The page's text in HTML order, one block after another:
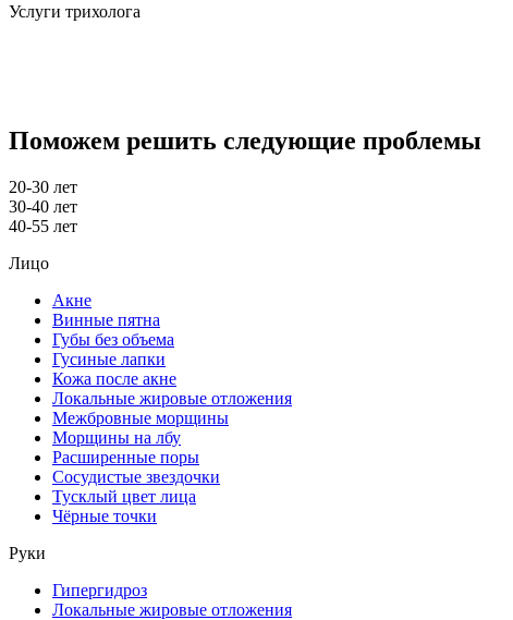
Услуги трихолога
Поможем решить следующие проблемы
20-30 лет
30-40 лет
40-55 лет
Лицо
Акне
Винные пятна
Губы без объема
Гусиные лапки
Кожа после акне
Локальные жировые отложения
Межбровные морщины
Морщины на лбу
Расширенные поры
Сосудистые звездочки
Тусклый цвет лица
Чёрные точки
Руки
Гипергидроз
Локальные жировые отложения